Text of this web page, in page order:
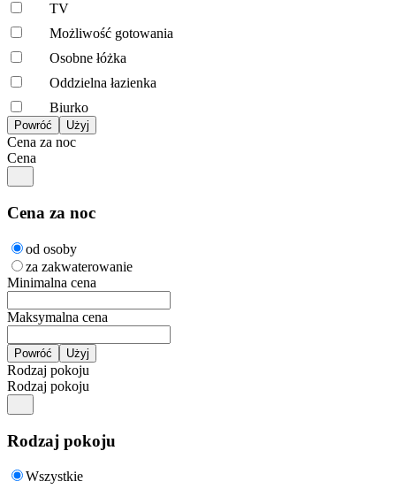
TV
Możliwość gotowania
Osobne łóżka
Oddzielna łazienka
Biurko
Cena za noc
Cena
Cena za noc
od osoby
za zakwaterowanie
Minimalna cena
Maksymalna cena
Rodzaj pokoju
Rodzaj pokoju
Rodzaj pokoju
Wszystkie